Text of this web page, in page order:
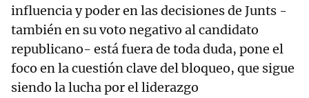
influencia y poder en las decisiones de Junts -
también en su voto negativo al candidato
republicano- está fuera de toda duda, pone el
foco en la cuestión clave del bloqueo, que sigue
siendo la lucha por el liderazgo